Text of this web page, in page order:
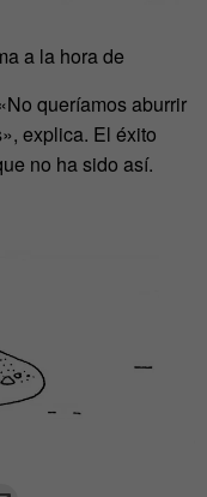
a la hora de
queríamos aburrir
explica. El éxito
no ha sido así.